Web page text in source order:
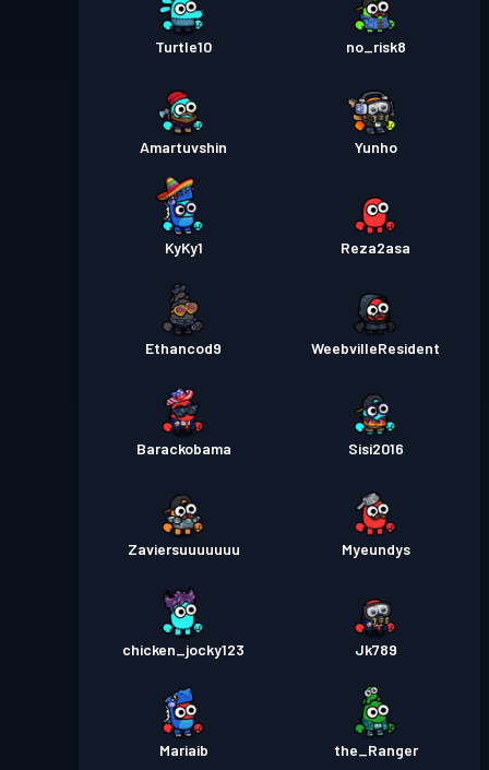
Turtle10 no_risk8
Amartuvshin Yunho
KyKy1 Reza2asa
Ethancod9 WeebvilleResident
Barackobama Sisi2016
Zaviersuuuuuuu Myeundys
chicken_jocky123 Jk789
Mariaib the_Ranger